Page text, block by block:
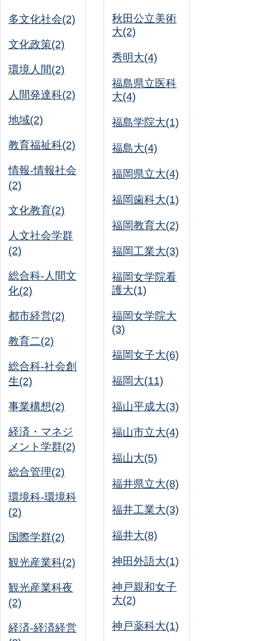
多文化社会(2)
文化政策(2)
環境人間(2)
人間発達科(2)
地域(2)
教育福祉科(2)
情報-情報社会
(2)
文化教育(2)
人文社会学群
(2)
総合科-人間文
化(2)
都市経営(2)
教育二(2)
総合科-社会創
生(2)
事業構想(2)
経済・マネジ
メント学群(2)
総合管理(2)
環境科-環境科
(2)
国際学群(2)
観光産業科(2)
観光産業科夜
(2)
経済-経済経営
秋田公立美術
大(2)
秀明大(4)
福島県立医科
大(4)
福島学院大(1)
福島大(4)
福岡県立大(4)
福岡歯科大(1)
福岡教育大(2)
福岡工業大(3)
福岡女学院看
護大(1)
福岡女学院大
(3)
福岡女子大(6)
福岡大(11)
福山平成大(3)
福山市立大(4)
福山大(5)
福井県立大(8)
福井工業大(3)
福井大(8)
神田外語大(1)
神戸親和女子
大(2)
神戸薬科大(1)